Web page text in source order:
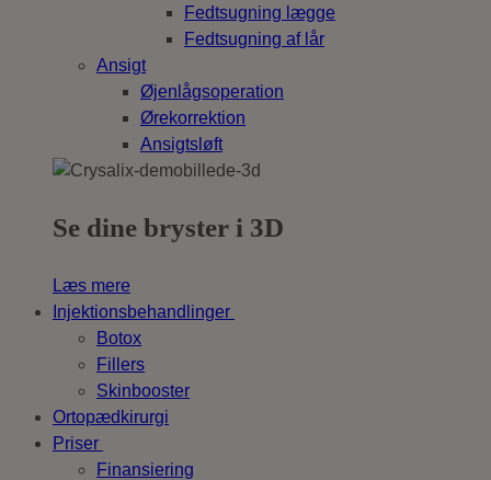
Fedtsugning lægge
Fedtsugning af lår
Ansigt
Øjenlågsoperation
Ørekorrektion
Ansigtsløft
Se dine bryster i 3D
Læs mere
Injektionsbehandlinger
Botox
Fillers
Skinbooster
Ortopædkirurgi
Priser
Finansiering